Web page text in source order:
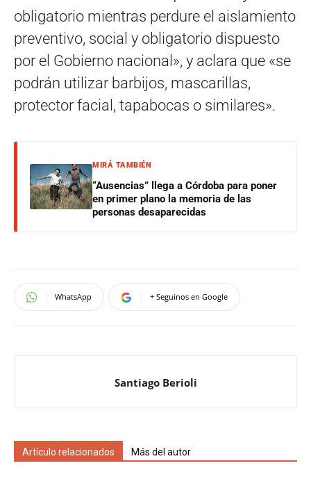
obligatorio mientras perdure el aislamiento
preventivo, social y obligatorio dispuesto
por el Gobierno nacional», y aclara que «se
podrán utilizar barbijos, mascarillas,
protector facial, tapabocas o similares».
MIRÁ TAMBIÉN
“Ausencias” llega a Córdoba para poner
en primer plano la memoria de las
personas desaparecidas
WhatsApp + Seguinos en Google
Santiago Berioli
Artículo relacionados Más del autor